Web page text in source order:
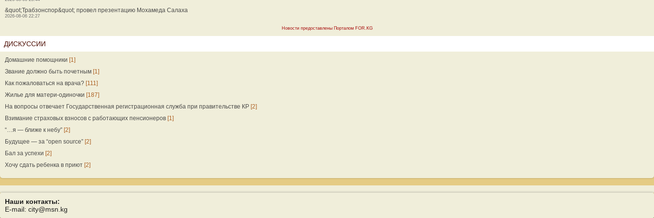
&quot;Трабзонспор&quot; провел презентацию Мохамеда Салаха
2026-08-06 22:27
Новости предоставлены Порталом FOR.KG
ДИСКУССИИ
Домашние помощники [1]
Звание должно быть почетным [1]
Как пожаловаться на врача? [111]
Жилье для матери-одиночки [187]
На вопросы отвечает Государственная регистрационная служба при правительстве КР [2]
Взимание страховых взносов с работающих пенсионеров [1]
“…я — ближе к небу” [2]
Будущее — за “open source” [2]
Бал за успехи [2]
Хочу сдать ребенка в приют [2]
Наши контакты:
E-mail: city@msn.kg